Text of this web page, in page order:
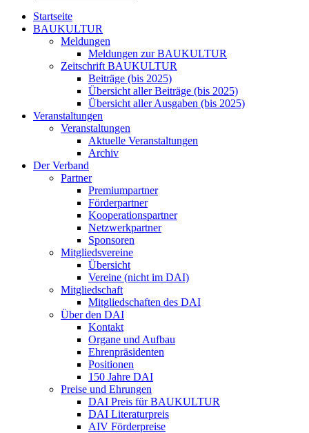
Startseite
BAUKULTUR
Meldungen
Meldungen zur BAUKULTUR
Zeitschrift BAUKULTUR
Beiträge (bis 2025)
Übersicht aller Beiträge (bis 2025)
Übersicht aller Ausgaben (bis 2025)
Veranstaltungen
Veranstaltungen
Aktuelle Veranstaltungen
Archiv
Der Verband
Partner
Premiumpartner
Förderpartner
Kooperationspartner
Netzwerkpartner
Sponsoren
Mitgliedsvereine
Übersicht
Vereine (nicht im DAI)
Mitgliedschaft
Mitgliedschaften des DAI
Über den DAI
Kontakt
Organe und Aufbau
Ehrenpräsidenten
Positionen
150 Jahre DAI
Preise und Ehrungen
DAI Preis für BAUKULTUR
DAI Literaturpreis
AIV Förderpreise